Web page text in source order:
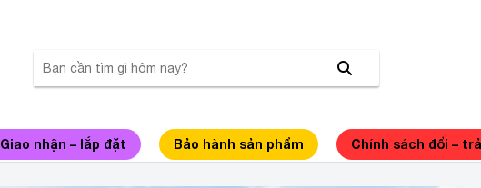
Giao nhận – lắp đặt Bảo hành sản phẩm Chính sách đổi – trả